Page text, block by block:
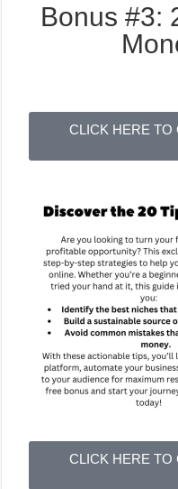
Bonus #3:
CLICK HERE TO
CLICK HERE TO